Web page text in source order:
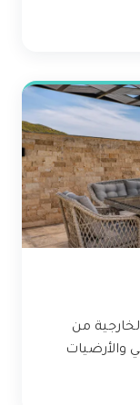
من
والأرضيات